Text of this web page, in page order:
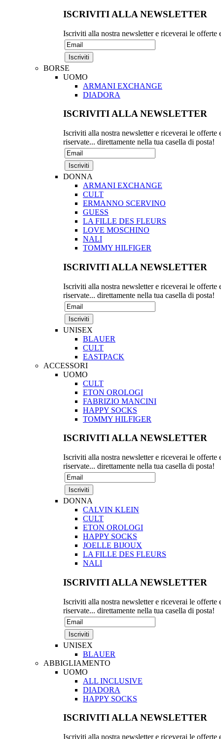
ISCRIVITI ALLA NEWSLETTER
Iscriviti alla nostra newsletter e riceverai le offerte
BORSE
UOMO
ARMANI EXCHANGE
DIADORA
ISCRIVITI ALLA NEWSLETTER
Iscriviti alla nostra newsletter e riceverai le offerte
riservate... direttamente nella tua casella di posta!
DONNA
ARMANI EXCHANGE
CULT
ERMANNO SCERVINO
GUESS
LA FILLE DES FLEURS
LOVE MOSCHINO
NALI
TOMMY HILFIGER
ISCRIVITI ALLA NEWSLETTER
Iscriviti alla nostra newsletter e riceverai le offerte
riservate... direttamente nella tua casella di posta!
UNISEX
BLAUER
CULT
EASTPACK
ACCESSORI
UOMO
CULT
ETON OROLOGI
FABRIZIO MANCINI
HAPPY SOCKS
TOMMY HILFIGER
ISCRIVITI ALLA NEWSLETTER
Iscriviti alla nostra newsletter e riceverai le offerte
riservate... direttamente nella tua casella di posta!
DONNA
CALVIN KLEIN
CULT
ETON OROLOGI
HAPPY SOCKS
JOELLE BIJOUX
LA FILLE DES FLEURS
NALI
ISCRIVITI ALLA NEWSLETTER
Iscriviti alla nostra newsletter e riceverai le offerte
riservate... direttamente nella tua casella di posta!
UNISEX
BLAUER
ABBIGLIAMENTO
UOMO
ALL INCLUSIVE
DIADORA
HAPPY SOCKS
ISCRIVITI ALLA NEWSLETTER
Iscriviti alla nostra newsletter e riceverai le offerte